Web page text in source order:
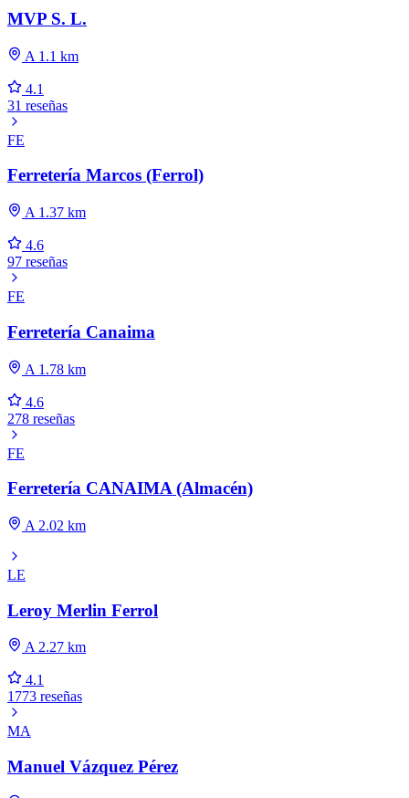
MVP S. L.
A 1.1 km
4.1
31 reseñas
FE
Ferretería Marcos (Ferrol)
A 1.37 km
4.6
97 reseñas
FE
Ferretería Canaima
A 1.78 km
4.6
278 reseñas
FE
Ferretería CANAIMA (Almacén)
A 2.02 km
LE
Leroy Merlin Ferrol
A 2.27 km
4.1
1773 reseñas
MA
Manuel Vázquez Pérez